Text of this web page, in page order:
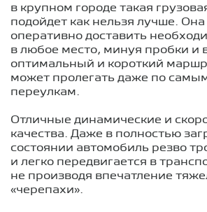
в крупном городе такая
подойдет как нельзя лучше.
оперативно доставить
в любое место, минуя пробки и
оптимальный и короткий
может пролегать даже по
переулкам.
Отличные динамические и
качества. Даже в полностью
состоянии автомобиль резво
и легко передвигается в
не производя впечатление
«черепахи».